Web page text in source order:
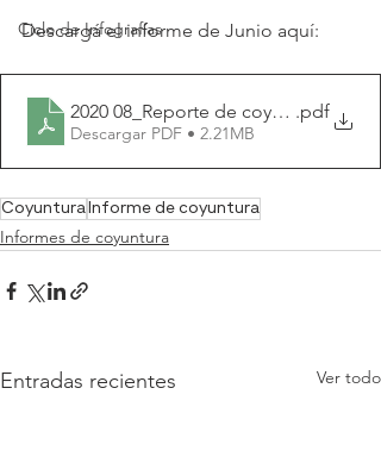
Ciclo de Infografías
Descargá el informe de Junio aquí:
2020 08_Reporte de coyuntura
.pdf
Descargar PDF • 2.21MB
Coyuntura Informe de coyuntura
Informes de coyuntura
Entradas recientes Ver todo